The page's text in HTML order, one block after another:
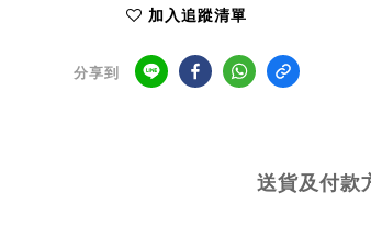
加入追蹤清單
分享到
送貨及付款